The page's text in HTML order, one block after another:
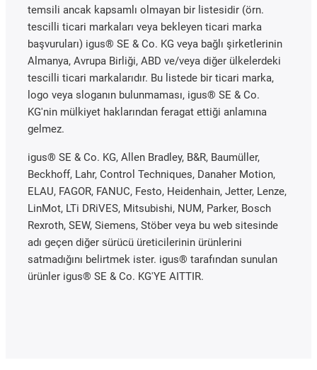
temsili ancak kapsamlı olmayan bir listesidir (örn.
tescilli ticari markaları veya bekleyen ticari marka
başvuruları) igus® SE & Co. KG veya bağlı şirketlerinin
Almanya, Avrupa Birliği, ABD ve/veya diğer ülkelerdeki
tescilli ticari markalarıdır. Bu listede bir ticari marka,
logo veya sloganın bulunmaması, igus® SE & Co.
KG'nin mülkiyet haklarından feragat ettiği anlamına
gelmez.
igus® SE & Co. KG, Allen Bradley, B&R, Baumüller,
Beckhoff, Lahr, Control Techniques, Danaher Motion,
ELAU, FAGOR, FANUC, Festo, Heidenhain, Jetter, Lenze,
LinMot, LTi DRiVES, Mitsubishi, NUM, Parker, Bosch
Rexroth, SEW, Siemens, Stöber veya bu web sitesinde
adı geçen diğer sürücü üreticilerinin ürünlerini
satmadığını belirtmek ister. igus® tarafından sunulan
ürünler igus® SE & Co. KG'YE AITTIR.